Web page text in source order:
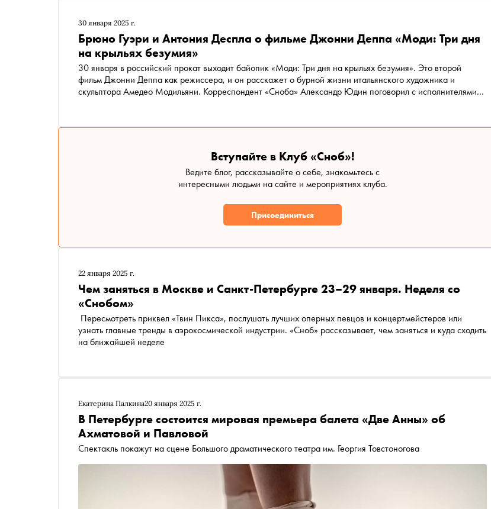
30 января 2025 г.
Брюно Гуэри и Антония Деспла о фильме Джонни Деппа «Моди: Три дня
на крыльях безумия»
30 января в российский прокат выходит байопик «Моди: Три дня на крыльях безумия». Это второй
фильм Джонни Деппа как режиссера, и он расскажет о бурной жизни итальянского художника и
скульптора Амедео Модильяни. Корреспондент «Сноба» Александр Юдин поговорил с исполнителями
Вступайте в Клуб «Сноб»!
Ведите блог, рассказывайте о себе, знакомьтесь с
интересными людьми на сайте и мероприятиях клуба.
Присоединиться
22 января 2025 г.
Чем заняться в Москве и Санкт-Петербурге 23–29 января. Неделя со
«Снобом»
Пересмотреть приквел «Твин Пикса», послушать лучших оперных певцов и концертмейстеров или
узнать главные тренды в аэрокосмической индустрии. «Сноб» рассказывает, чем заняться и куда сходить
на ближайшей неделе
Екатерина Палкина20 января 2025 г.
В Петербурге состоится мировая премьера балета «Две Анны» об
Ахматовой и Павловой
Спектакль покажут на сцене Большого драматического театра им. Георгия Товстоногова